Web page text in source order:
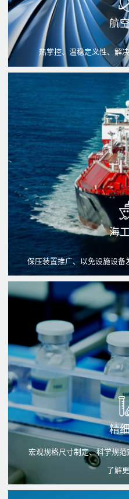
航
热掌控、温稳定义性、解
海
保压装置推广、以免设施设备
精
宏观规格尺寸制定、科学规
了解